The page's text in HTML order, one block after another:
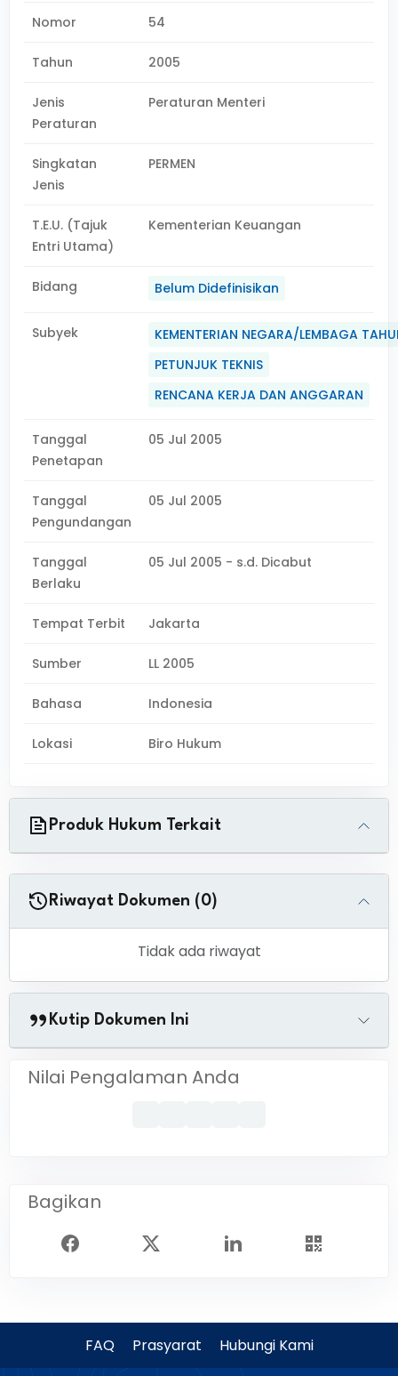
Nomor 54
Tahun 2005
Jenis
Peraturan
Peraturan Menteri
Singkatan
Jenis
PERMEN
T.E.U. (Tajuk
Entri Utama)
Kementerian Keuangan
Bidang Belum Didefinisikan
Subyek
KEMENTERIAN NEGARA/LEMBAGA
PETUNJUK TEKNIS
RENCANA KERJA DAN ANGGARAN
Tanggal
Penetapan
05 Jul 2005
Tanggal
Pengundangan
05 Jul 2005
Tanggal
Berlaku
05 Jul 2005 - s.d. Dicabut
Tempat Terbit Jakarta
Sumber LL 2005
Bahasa Indonesia
Lokasi Biro Hukum
Produk Hukum Terkait
Riwayat Dokumen (0)
Tidak ada riwayat
Kutip Dokumen Ini
Nilai Pengalaman Anda
Bagikan
FAQ Prasyarat Hubungi Kami